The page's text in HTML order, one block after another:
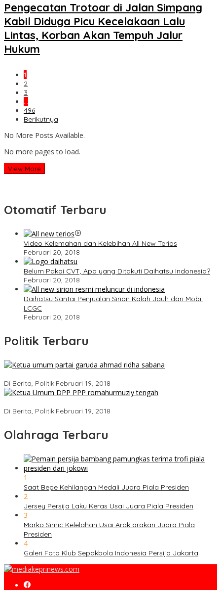
Pengecatan Trotoar di Jalan Simpang
Kabil Diduga Picu Kecelakaan Lalu
Lintas, Korban Akan Tempuh Jalur
Hukum
1
2
3
…
496
Berikutnya
No More Posts Available.
No more pages to load.
View More
Otomatif Terbaru
Video Kelemahan dan Kelebihan All New Terios
Februari 20, 2018
Belum Pakai CVT, Apa yang Ditakuti Daihatsu Indonesia?
Februari 20, 2018
Daihatsu Santai Penjualan Sirion Kalah Jauh dari Mobil
LCGC
Februari 20, 2018
Politik Terbaru
Di Berita, Politik|Februari 19, 2018
Di Berita, Politik|Februari 19, 2018
Olahraga Terbaru
1
Saat Bepe Kehilangan Medali Juara Piala Presiden
2
Jersey Persija Laku Keras Usai Juara Piala Presiden
3
Marko Simic Kelelahan Usai Arak arakan Juara Piala
Presiden
4
Galeri Foto Klub Sepakbola Indonesia Persija Jakarta